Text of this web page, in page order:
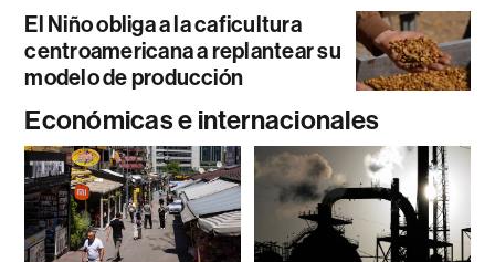
El Niño obliga a la caficultura
centroamericana a replantear su
modelo de producción
Económicas e internacionales